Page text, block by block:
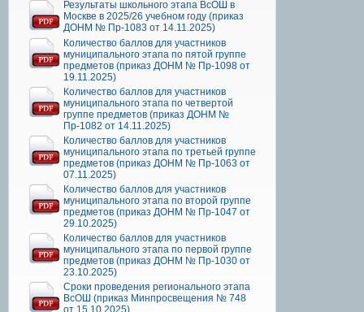
Результаты школьного этапа ВсОШ в
Москве в 2025/26 учебном году (приказ
ДОНМ № Пр-1083 от 14.11.2025)
Количество баллов для участников
муниципального этапа по пятой группе
предметов (приказ ДОНМ № Пр-1098 от
19.11.2025)
Количество баллов для участников
муниципального этапа по четвертой
группе предметов (приказ ДОНМ №
Пр-1082 от 14.11.2025)
Количество баллов для участников
муниципального этапа по третьей группе
предметов (приказ ДОНМ № Пр-1063 от
07.11.2025)
Количество баллов для участников
муниципального этапа по второй группе
предметов (приказ ДОНМ № Пр-1047 от
29.10.2025)
Количество баллов для участников
муниципального этапа по первой группе
предметов (приказ ДОНМ № Пр-1030 от
23.10.2025)
Сроки проведения регионального этапа
ВсОШ (приказ Минпросвещения № 748
от 15.10.2025)